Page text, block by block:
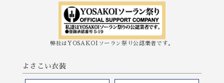
弊社はYOSAKOIソーラン祭り公認業者です。
よさこい衣装